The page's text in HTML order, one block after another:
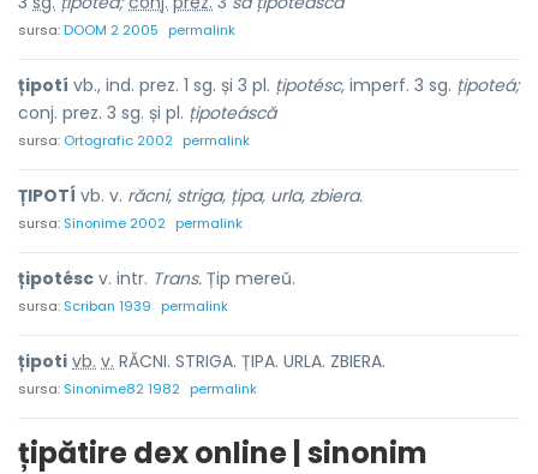
sursa:DOOM 2 2005 permalink
țipotí vb., ind. prez. 1 sg. și 3 pl. țipotésc, imperf. 3 sg. țipoteá;
conj. prez. 3 sg. și pl. țipoteáscă
sursa: Ortografic 2002 permalink
ȚIPOTÍ vb. v. răcni, striga, țipa, urla, zbiera.
sursa: Sinonime 2002 permalink
țipotésc v. intr. Trans. Țip mereŭ.
sursa: Scriban 1939 permalink
țipoti vb. v. RĂCNI. STRIGA. ȚIPA. URLA. ZBIERA.
sursa: Sinonime82 1982 permalink
țipătire dex online | sinonim